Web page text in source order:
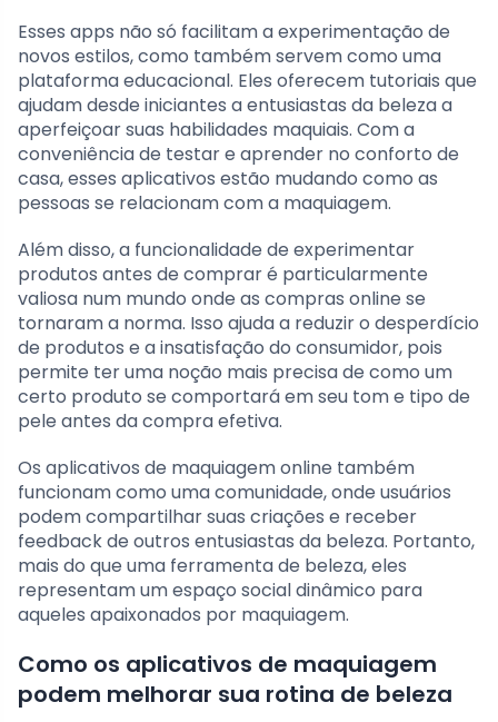
Esses apps não só facilitam a experimentação de
novos estilos, como também servem como uma
plataforma educacional. Eles oferecem tutoriais que
ajudam desde iniciantes a entusiastas da beleza a
aperfeiçoar suas habilidades maquiais. Com a
conveniência de testar e aprender no conforto de
casa, esses aplicativos estão mudando como as
pessoas se relacionam com a maquiagem.
Além disso, a funcionalidade de experimentar
produtos antes de comprar é particularmente
valiosa num mundo onde as compras online se
tornaram a norma. Isso ajuda a reduzir o desperdício
de produtos e a insatisfação do consumidor, pois
permite ter uma noção mais precisa de como um
certo produto se comportará em seu tom e tipo de
pele antes da compra efetiva.
Os aplicativos de maquiagem online também
funcionam como uma comunidade, onde usuários
podem compartilhar suas criações e receber
feedback de outros entusiastas da beleza. Portanto,
mais do que uma ferramenta de beleza, eles
representam um espaço social dinâmico para
aqueles apaixonados por maquiagem.
Como os aplicativos de maquiagem
podem melhorar sua rotina de beleza